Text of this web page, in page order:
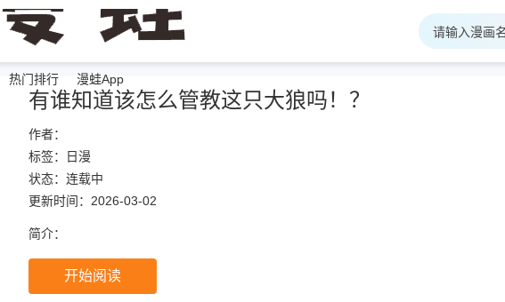
热门排行 漫蛙App
有谁知道该怎么管教这只大狼吗！？
作者：
标签：
日漫
状态： 连载中
更新时间：2026-03-02
简介：
开始阅读